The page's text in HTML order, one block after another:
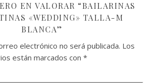
EN VALORAR “BAILARINAS
«WEDDING» TALLA-M
BLANCA”
electrónico no será publicada. Los
están marcados con *